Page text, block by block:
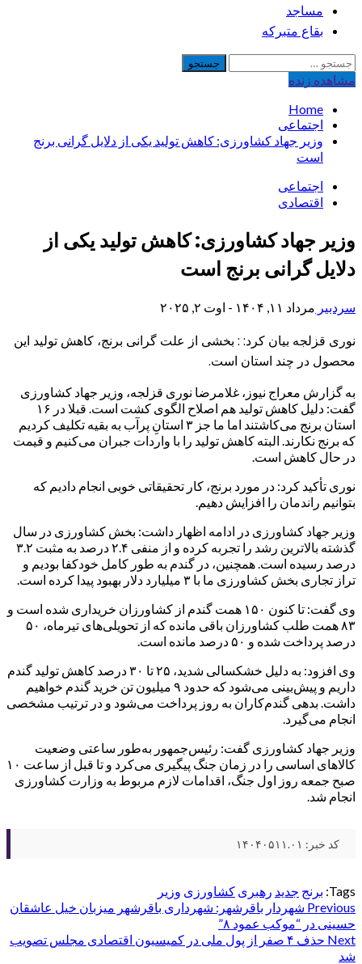
مساجد
بقاع متبرکه
جستجو
برای:
مشاهده‌ زنده
Home
اجتماعی
وزیر جهاد کشاورزی: کاهش تولید یکی از دلایل گرانی برنج
است
اجتماعی
اقتصادی
وزیر جهاد کشاورزی: کاهش تولید یکی از
دلایل گرانی برنج است
سردبیر مرداد ۱۱, ۱۴۰۴ - اوت ۲, ۲۰۲۵
نوری قزلجه بیان کرد: : بخشی از علت گرانی برنج، کاهش تولید این
محصول در چند استان است.
به گزارش معراج نیوز، غلامرضا نوری قزلجه، وزیر جهاد کشاورزی
گفت:‌ دلیل کاهش تولید هم اصلاح الگوی کشت است. قبلا در ۱۶
استان برنج می‌کاشتند اما ما جز ۳ استانِ پرآب به بقیه تکلیف کردیم
که برنج نکارند. البته کاهش تولید را با واردات جبران می‌کنیم و قیمت
در حال کاهش است.
نوری تأکید کرد: در مورد برنج، کار تحقیقاتی خوبی انجام دادیم که
بتوانیم راندمان را افزایش دهیم.
وزیر جهاد کشاورزی در ادامه اظهار داشت: بخش کشاورزی در سال
گذشته بالاترین رشد را تجربه کرده و از منفی ۲.۴ درصد به مثبت ۳.۲
درصد رسیده است. همچنین، در گندم به طور کامل خودکفا بودیم و
تراز تجاری بخش کشاورزی ما با ۳ میلیارد دلار بهبود پیدا کرده است.
وی گفت: تا کنون ۱۵۰ همت گندم از کشاورزان خریداری شده است و
۸۳ همت طلب کشاورزان باقی مانده که از تحویلی‌های تیرماه، ۵۰
درصد پرداخت شده و ۵۰ درصد مانده است.
وی افزود: به دلیل خشکسالی شدید، ۲۵ تا ۳۰ درصد کاهش تولید گندم
داریم و پیش‌بینی می‌شود که حدود ۹ میلیون تن خرید گندم خواهیم
داشت. بدهی گندم‌کاران به روز پرداخت می‌شود و در ترتیب مشخصی
انجام می‌گیرد.
وزیر جهاد کشاورزی گفت: رئیس‌جمهور به‌طور ساعتی وضعیت
کالا‌های اساسی را در زمان جنگ پیگیری می‌کرد و تا قبل از ساعت ۱۰
صبح جمعه روز اول جنگ، اقدامات لازم مربوط به وزارت کشاورزی
انجام شد.
کد خبر: ۱۴۰۴۰۵۱۱.۰۱
Tags: برنج جدید رهبری کشاورزی وزیر
Post
navigation
Previous شهردار باقرشهر: شهرداری باقرشهر میزبان خیل عاشقان
حسینی در “موکب عمود ۸”
Next
حذف ۴ صفر از پول ملی در کمیسیون اقتصادی مجلس تصویب
شد